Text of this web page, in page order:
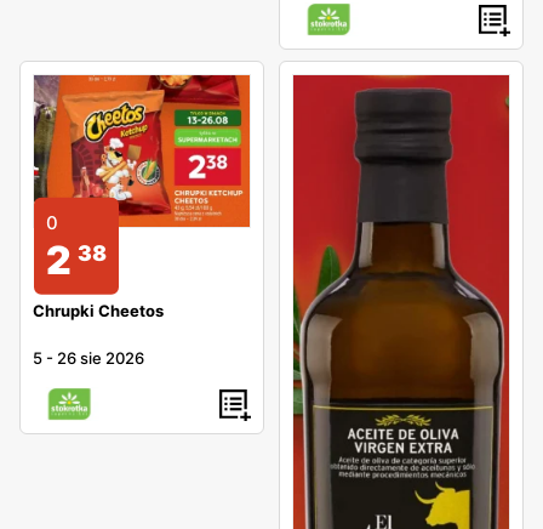
0
2 38
Chrupki Cheetos
5 - 26 sie 2026